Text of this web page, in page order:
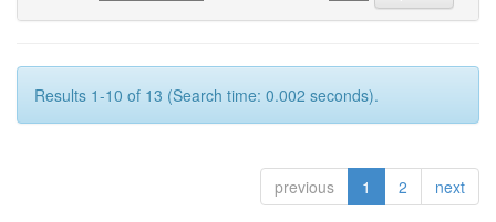
Results 1-10 of 13 (Search time: 0.002 seconds).
previous 1 2 next